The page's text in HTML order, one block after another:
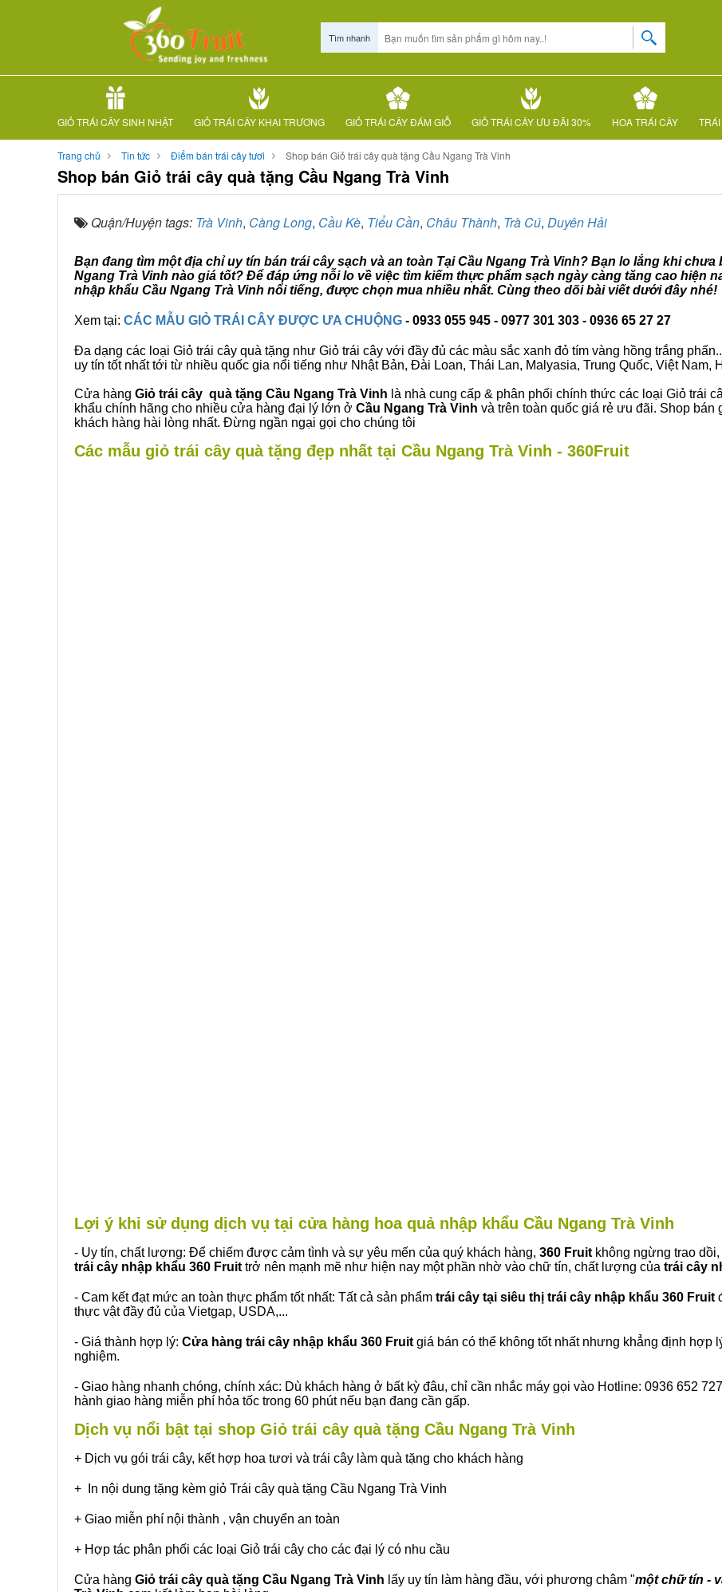
Tìm nhanh
GIỎ TRÁI CÂY SINH NHẬT GIỎ TRÁI CÂY KHAI TRƯƠNG GIỎ TRÁI CÂY ĐÁM GIỖ GIỎ TRÁI CÂY ƯU ĐÃI 30% HOA TRÁI CÂY
Trang chủ Tin tức Điểm bán trái cây tươi Shop bán Giỏ trái cây quà tặng Cầu Ngang Trà Vinh
Shop bán Giỏ trái cây quà tặng Cầu Ngang Trà Vinh
Quận/Huyện tags: Trà Vinh, Càng Long, Cầu Kè, Tiểu Cần, Châu Thành, Trà Cú, Duyên Hải
Bạn đang tìm một địa chỉ uy tín bán trái cây sạch và an toàn Tại Cầu Ngang Trà Vinh? Bạn lo lắng khi
Ngang Trà Vinh nào giá tốt? Để đáp ứng nỗi lo về việc tìm kiếm thực phẩm sạch ngày càng tăng cao hiện
nhập khẩu Cầu Ngang Trà Vinh nổi tiếng, được chọn mua nhiều nhất. Cùng theo dõi bài viết dưới đây nhé!
Xem tại: CÁC MẪU GIỎ TRÁI CÂY ĐƯỢC ƯA CHUỘNG - 0933 055 945 - 0977 301 303 - 0936 65 27 27
Đa dạng các loại Giỏ trái cây quà tặng như Giỏ trái cây với đầy đủ các màu sắc xanh đỏ tím vàng hồng trắng
uy tín tốt nhất tới từ nhiều quốc gia nổi tiếng như Nhật Bản, Đài Loan, Thái Lan, Malyasia, Trung Quốc, Việt Nam,
Cửa hàng Giỏ trái cây quà tặng Cầu Ngang Trà Vinh là nhà cung cấp & phân phối chính thức các loại Giỏ trái
khẩu chính hãng cho nhiều cửa hàng đại lý lớn ở Cầu Ngang Trà Vinh và trên toàn quốc giá rẻ ưu đãi. Shop
khách hàng hài lòng nhất. Đừng ngần ngại gọi cho chúng tôi
Các mẫu giỏ trái cây quà tặng đẹp nhất tại Cầu Ngang Trà Vinh - 360Fruit
Lợi ý khi sử dụng dịch vụ tại cửa hàng hoa quả nhập khẩu Cầu Ngang Trà Vinh
- Uy tín, chất lượng: Để chiếm được cảm tình và sự yêu mến của quý khách hàng, 360 Fruit không ngừng trao
trái cây nhập khẩu 360 Fruit trở nên mạnh mẽ như hiện nay một phần nhờ vào chữ tín, chất lượng của trái cây
- Cam kết đạt mức an toàn thực phẩm tốt nhất: Tất cả sản phẩm trái cây tại siêu thị trái cây nhập khẩu 360 Fruit
thực vật đầy đủ của Vietgap, USDA,...
- Giá thành hợp lý: Cửa hàng trái cây nhập khẩu 360 Fruit giá bán có thể không tốt nhất nhưng khẳng định
nghiệm.
- Giao hàng nhanh chóng, chính xác: Dù khách hàng ở bất kỳ đâu, chỉ cần nhắc máy gọi vào Hotline: 0936 652
hành giao hàng miễn phí hỏa tốc trong 60 phút nếu bạn đang cần gấp.
Dịch vụ nổi bật tại shop Giỏ trái cây quà tặng Cầu Ngang Trà Vinh
+ Dịch vụ gói trái cây, kết hợp hoa tươi và trái cây làm quà tặng cho khách hàng
+ In nội dung tặng kèm giỏ Trái cây quà tặng Cầu Ngang Trà Vinh
+ Giao miễn phí nội thành , vận chuyển an toàn
+ Hợp tác phân phối các loại Giỏ trái cây cho các đại lý có nhu cầu
Cửa hàng Giỏ trái cây quà tặng Cầu Ngang Trà Vinh lấy uy tín làm hàng đầu, với phương châm "một chữ tín -